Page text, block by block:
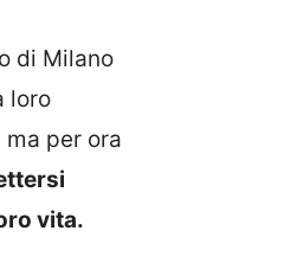
di Milano
loro
per ora
vita.